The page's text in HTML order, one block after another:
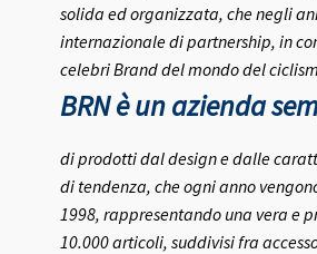
solida ed organizzata, che negli
internazionale di partnership, in
celebri Brand del mondo del
BRN è un azienda
di prodotti dal design e dalle
di tendenza, che ogni anno
1998, rappresentando una vera e
10.000 articoli, suddivisi fra